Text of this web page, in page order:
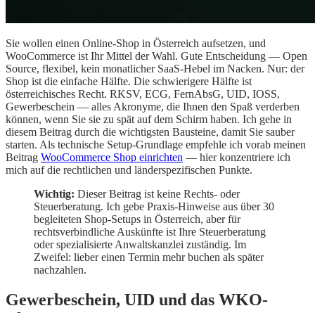
Sie wollen einen Online-Shop in Österreich aufsetzen, und
WooCommerce ist Ihr Mittel der Wahl. Gute Entscheidung — Open
Source, flexibel, kein monatlicher SaaS-Hebel im Nacken. Nur: der
Shop ist die einfache Hälfte. Die schwierigere Hälfte ist
österreichisches Recht. RKSV, ECG, FernAbsG, UID, IOSS,
Gewerbeschein — alles Akronyme, die Ihnen den Spaß verderben
können, wenn Sie sie zu spät auf dem Schirm haben. Ich gehe in
diesem Beitrag durch die wichtigsten Bausteine, damit Sie sauber
starten. Als technische Setup-Grundlage empfehle ich vorab meinen
Beitrag WooCommerce Shop einrichten — hier konzentriere ich
mich auf die rechtlichen und länderspezifischen Punkte.
Wichtig: Dieser Beitrag ist keine Rechts- oder
Steuerberatung. Ich gebe Praxis-Hinweise aus über 30
begleiteten Shop-Setups in Österreich, aber für
rechtsverbindliche Auskünfte ist Ihre Steuerberatung
oder spezialisierte Anwaltskanzlei zuständig. Im
Zweifel: lieber einen Termin mehr buchen als später
nachzahlen.
Gewerbeschein, UID und das WKO-